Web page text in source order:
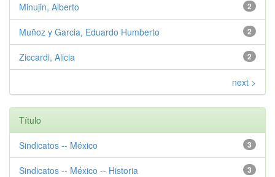
2
Minujin, Alberto
2
Muñoz y Garcia, Eduardo Humberto
2
Ziccardi, Alicia
next >
Título
3
Sindicatos -- México
3
Sindicatos -- México -- Historia